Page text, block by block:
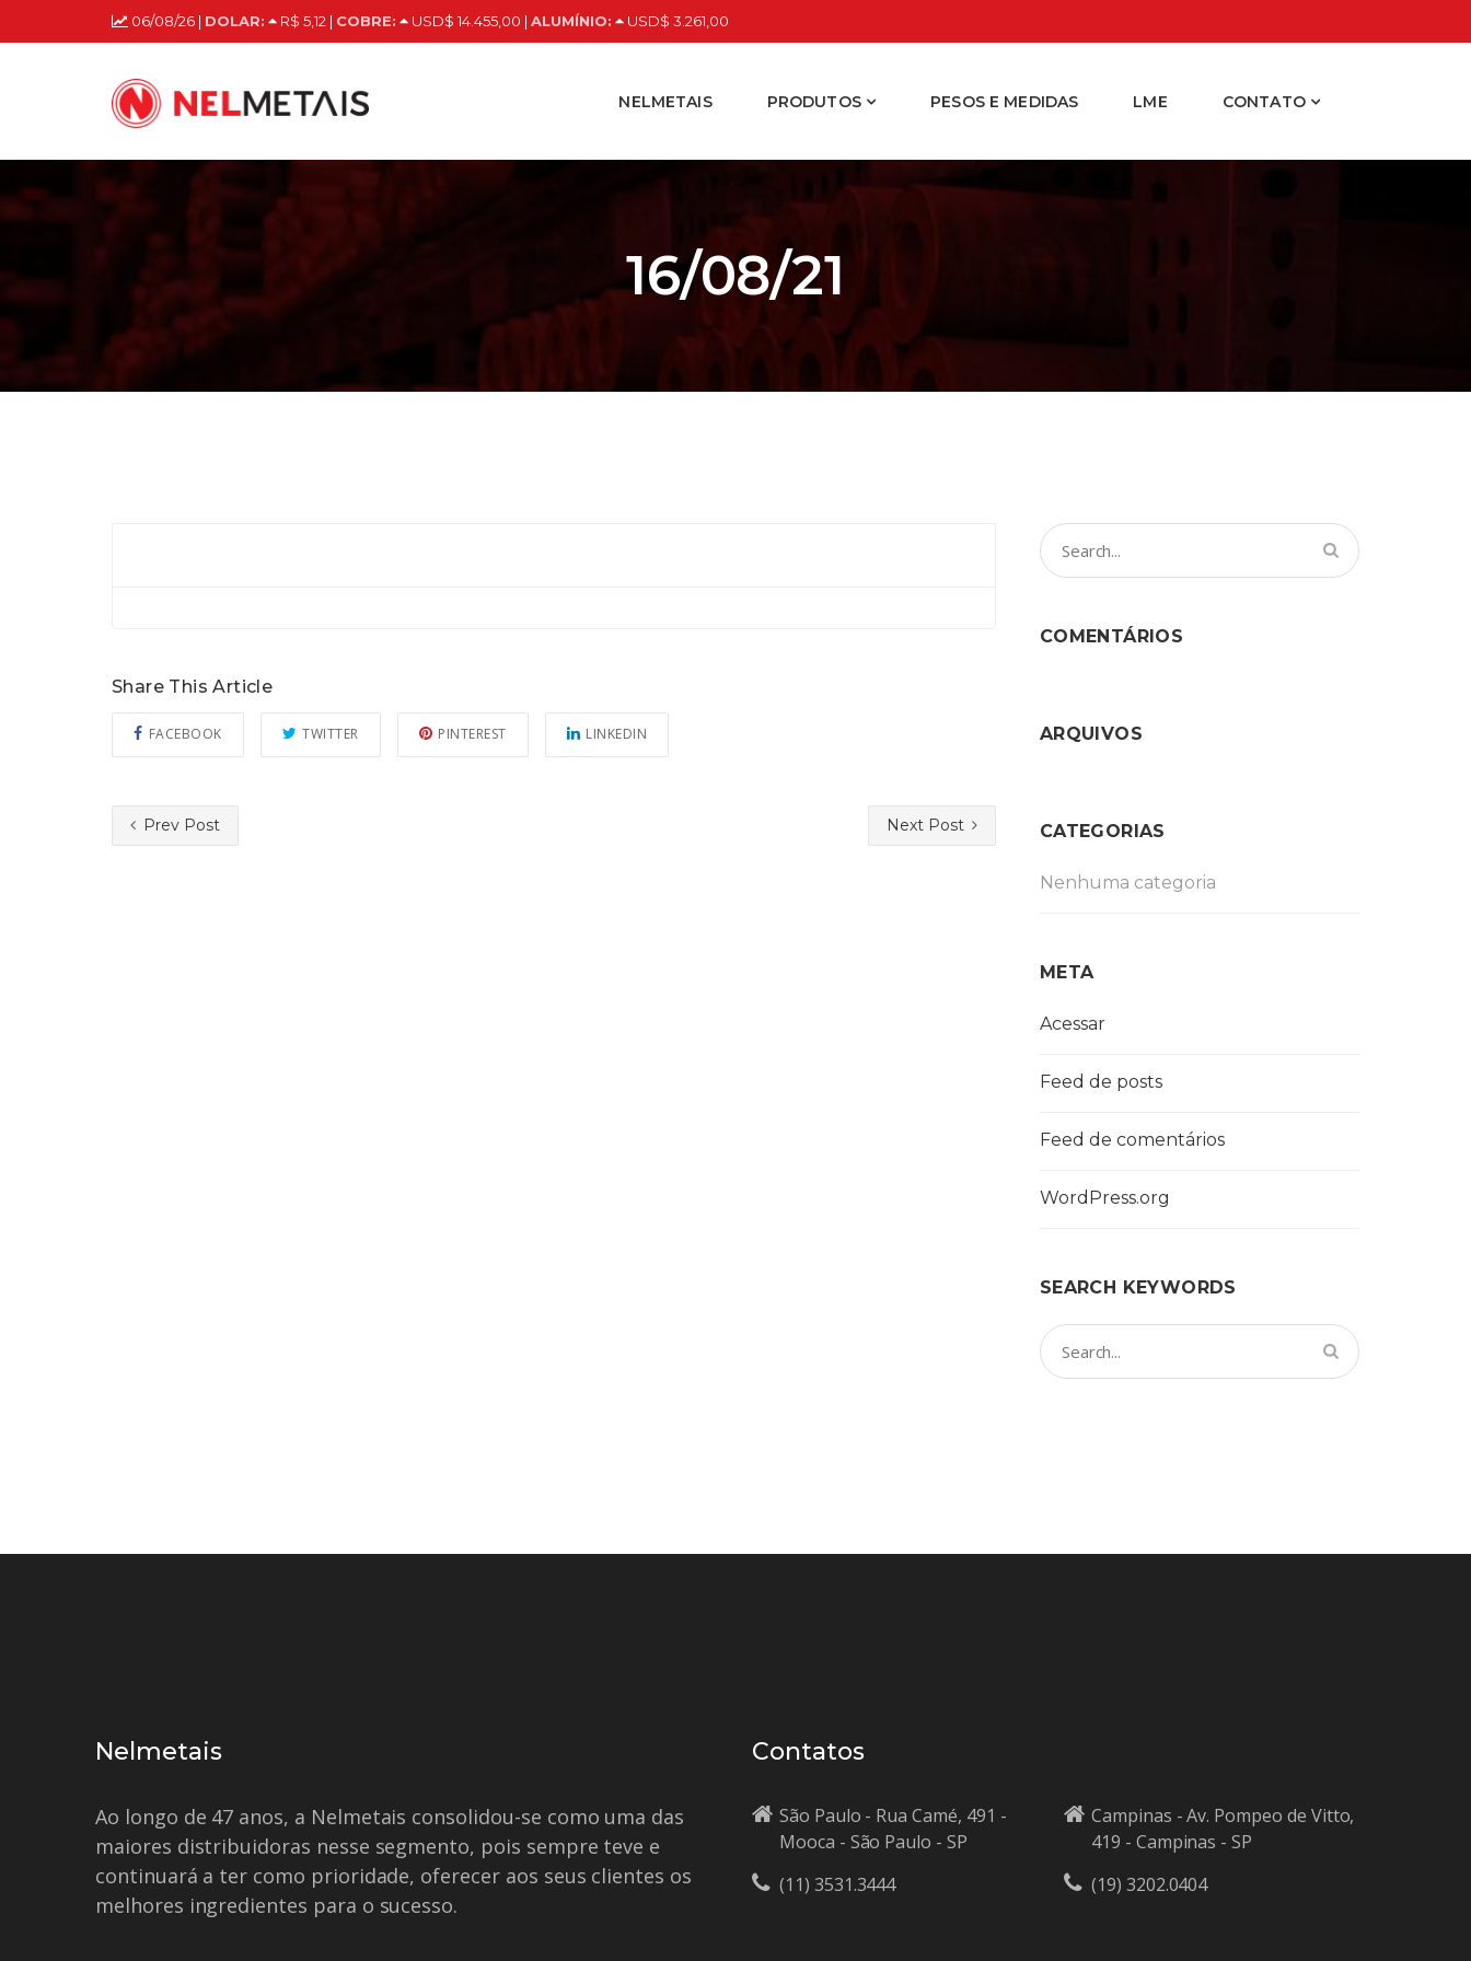
06/08/26 | DOLAR: R$ 5,12 | COBRE: USD$ 14.455,00 | ALUMÍNIO: USD$ 3.261,00
NELMETAIS PRODUTOS PESOS E MEDIDAS LME CONTATO
16/08/21
Share This Article
FACEBOOK TWITTER PINTEREST LINKEDIN
Prev Post Next Post
COMENTÁRIOS
ARQUIVOS
CATEGORIAS
Nenhuma categoria
META
Acessar
Feed de posts
Feed de comentários
WordPress.org
SEARCH KEYWORDS
Nelmetais
Ao longo de 47 anos, a Nelmetais consolidou-se como uma das
maiores distribuidoras nesse segmento, pois sempre teve e
continuará a ter como prioridade, oferecer aos seus clientes os
melhores ingredientes para o sucesso.
Contatos
São Paulo - Rua Camé, 491 -
Mooca - São Paulo - SP
(11) 3531.3444
Campinas - Av. Pompeo de Vitto,
419 - Campinas - SP
(19) 3202.0404